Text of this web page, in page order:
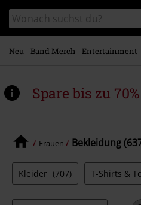
Hauptinhalt
springen
Katalog
durchsuchen
Neu Band Merch Entertainment
Spare bis zu
Frauen Bekleidung
Kleider (707) T-Shirts &